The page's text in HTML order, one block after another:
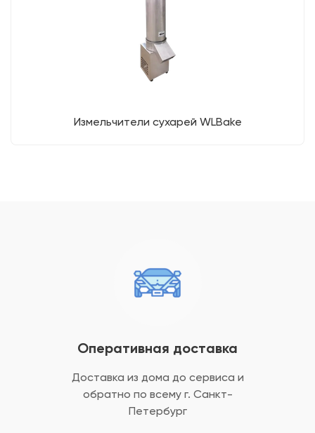
Измельчители сухарей WLBake
Оперативная доставка
Доставка из дома до сервиса и
обратно по всему г. Санкт-
Петербург